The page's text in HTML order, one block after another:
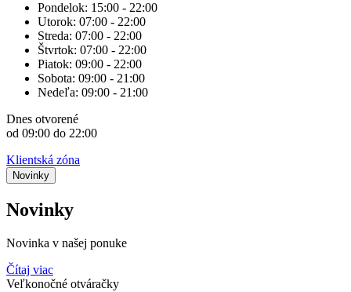
Pondelok: 15:00 - 22:00
Utorok: 07:00 - 22:00
Streda: 07:00 - 22:00
Štvrtok: 07:00 - 22:00
Piatok: 09:00 - 22:00
Sobota: 09:00 - 21:00
Nedeľa: 09:00 - 21:00
Dnes otvorené
od 09:00 do 22:00
Klientská zóna
Novinky
Novinky
Novinka v našej ponuke
Čítaj viac
Veľkonočné otváračky